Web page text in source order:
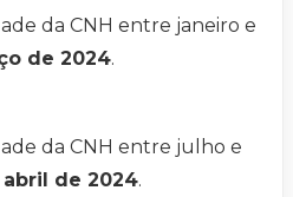
da CNH entre janeiro e
de 2024.
da CNH entre julho e
de 2024.